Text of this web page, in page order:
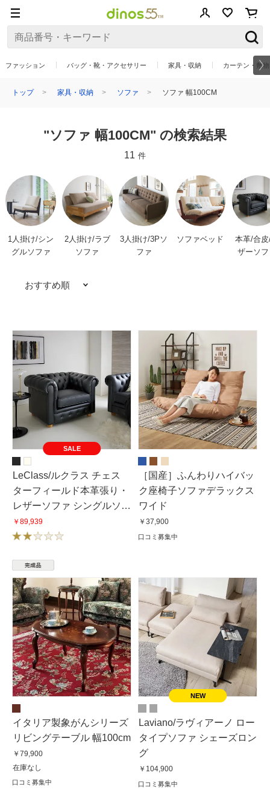
ファッション バッグ・靴・アクセサリー 家具・収納 カーテン・敷
トップ 家具・収納 ソファ ソファ 幅100CM
"ソファ 幅100CM" の検索結果
11 件
1人掛け/シン
グルソファ
2人掛け/ラブ
ソファ
3人掛け/3Pソ
ファ
ソファベッド
本革/合
ザーソ
おすすめ順
SALE
LeClass/ルクラス チェス
ターフィールド本革張り・
レザーソファ シングルソ
ファ 1掛けソファ 幅113cm
￥89,939
［国産］ふんわりハイバッ
ク座椅子ソファデラックス
ワイド
￥37,900
口コミ募集中
イタリア製象がんシリーズ
リビングテーブル 幅100cm
￥79,900
在庫なし
口コミ募集中
Laviano/ラヴィアーノ ロー
タイプソファ シェーズロン
グ
￥104,900
口コミ募集中